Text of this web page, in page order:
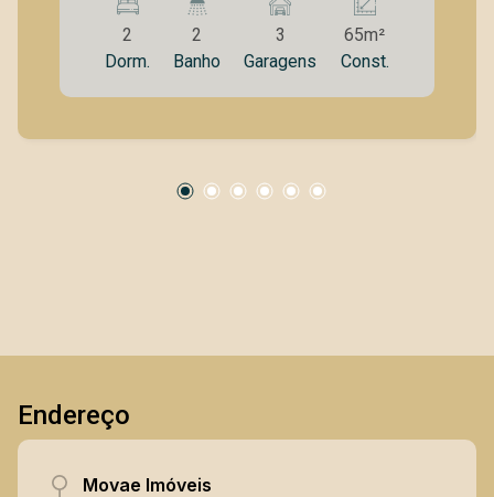
Diferenciais do imóvel: - Planta funcional e
ambientes bem iluminados - Excelente
aproveitamento dos espaços - Ideal para morar
ou investir Condomínio com área de lazer
equipada - Salão de festas e salão de jogos -
gourmet - Playground e áreas de convivência -
e valorização, em um dos condomínios mais
2
Dorm.
2
Banho
3
Garagens
65m²
Const.
Endereço
Movae Imóveis